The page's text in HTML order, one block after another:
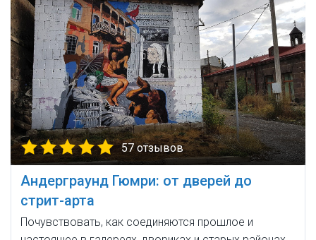
57 отзывов
Андерграунд Гюмри: от дверей до
стрит-арта
Почувствовать, как соединяются прошлое и